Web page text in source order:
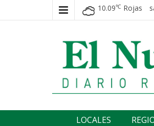
10.09℃ Rojas
El nuevo
LOCALES